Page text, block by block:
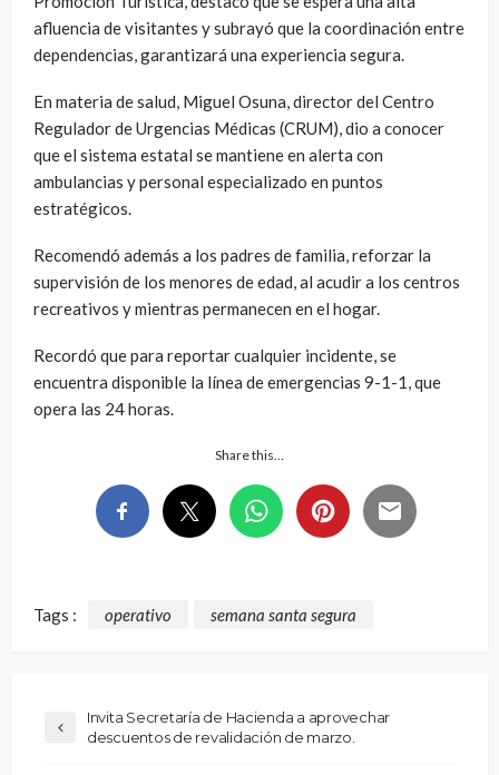
afluencia de visitantes y subrayó que la coordinación entre
dependencias, garantizará una experiencia segura.
En materia de salud, Miguel Osuna, director del Centro
Regulador de Urgencias Médicas (CRUM), dio a conocer
que el sistema estatal se mantiene en alerta con
ambulancias y personal especializado en puntos
estratégicos.
Recomendó además a los padres de familia, reforzar la
supervisión de los menores de edad, al acudir a los centros
recreativos y mientras permanecen en el hogar.
Recordó que para reportar cualquier incidente, se
encuentra disponible la línea de emergencias 9-1-1, que
opera las 24 horas.
Share this…
Tags : operativo semana santa segura
Invita Secretaría de Hacienda a aprovechar
descuentos de revalidación de marzo.